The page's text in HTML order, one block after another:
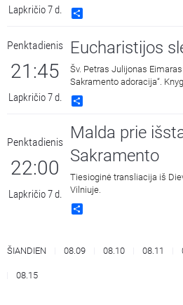
Lapkričio 7 d.
Penktadienis
21:45
Lapkričio 7 d.
Eucharistijos
Šv. Petras Julijonas
Sakramento adoracija“.
pasaulio leidiniai“ 2018
Penktadienis
22:00
Lapkričio 7 d.
Malda prie
Sakramento
Tiesioginė transliacija iš
Vilniuje.
ŠIANDIEN 08.09 08.10 08.11
08.15